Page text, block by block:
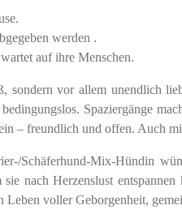
werden .
auf ihre Menschen.
sondern vor allem unendlich
Spaziergänge
– freundlich und offen. Auch
Schäferhund-Mix-Hündin
nach Herzenslust
Leben voller Geborgenheit,